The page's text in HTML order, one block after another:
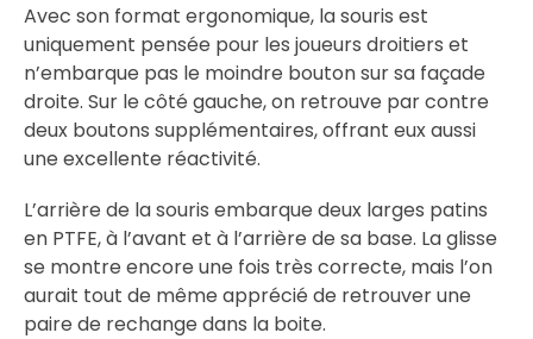
Avec son format ergonomique, la souris est
uniquement pensée pour les joueurs droitiers et
n’embarque pas le moindre bouton sur sa façade
droite. Sur le côté gauche, on retrouve par contre
deux boutons supplémentaires, offrant eux aussi
une excellente réactivité.
L’arrière de la souris embarque deux larges patins
en PTFE, à l’avant et à l’arrière de sa base. La glisse
se montre encore une fois très correcte, mais l’on
aurait tout de même apprécié de retrouver une
paire de rechange dans la boite.